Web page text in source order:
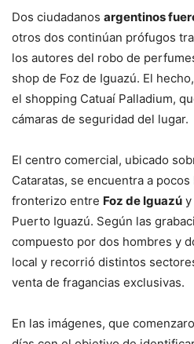
Dos ciudadanos argentinos
otros dos continúan prófugos
los autores del robo de
shop de Foz de Iguazú. El
el shopping Catuaí Palladium,
cámaras de seguridad del lugar.
El centro comercial, ubicado
Cataratas, se encuentra a
fronterizo entre Foz de Iguazú y
Puerto Iguazú. Según las
compuesto por dos hombres y
local y recorrió distintos
venta de fragancias exclusivas.
En las imágenes, que